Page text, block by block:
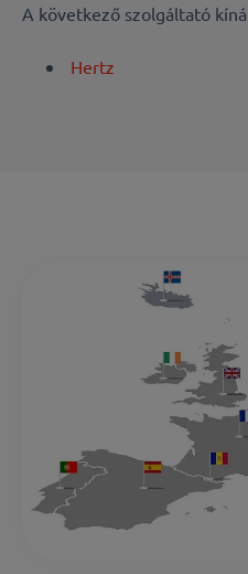
A következő szolgáltató
Hertz